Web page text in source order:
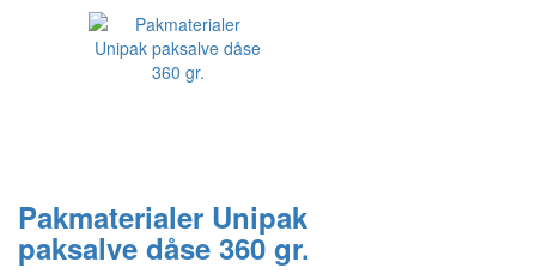
Pakmaterialer Unipak
paksalve dåse 360 gr.